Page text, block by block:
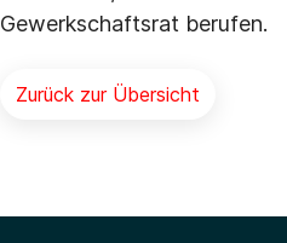
Gewerkschaftsrat berufen.
Zurück zur Übersicht